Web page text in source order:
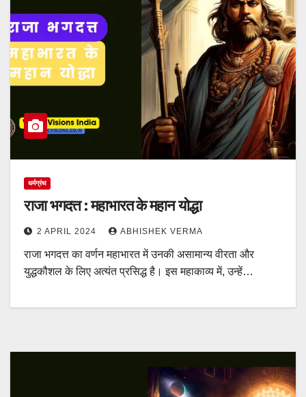
धर्मग्रंथ
राजा भगदत्त : महाभारत के महान योद्धा
2 APRIL 2024 ABHISHEK VERMA
राजा भगदत्त का वर्णन महाभारत में उनकी असामान्य वीरता और
युद्धकौशल के लिए अत्यंत प्रसिद्ध है। इस महाकाव्य में, उन्हें…